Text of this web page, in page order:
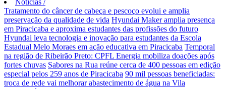
Notícias /
Tratamento do câncer de cabeça e pescoço evolui e amplia
preservação da qualidade de vida Hyundai Maker amplia presença
em Piracicaba e aproxima estudantes das profissões do futuro
Hyundai leva tecnologia e inovação para estudantes da Escola
Estadual Melo Moraes em ação educativa em Piracicaba Temporal
na região de Ribeirão Preto: CPFL Energia mobiliza doações após
fortes chuvas Sabores na Rua reúne cerca de 400 pessoas em edição
especial pelos 259 anos de Piracicaba 90 mil pessoas beneficiadas:
troca de rede vai melhorar abastecimento de água na Vila